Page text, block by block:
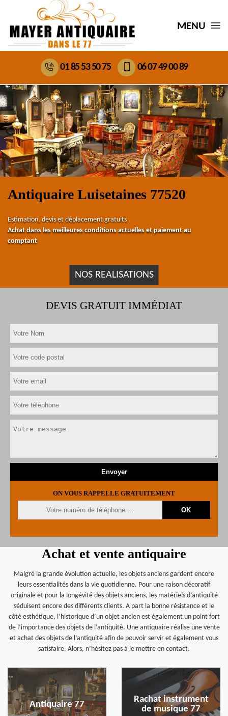
MENU
01 85 53 50 75 06 07 49 00 89
Antiquaire Luisetaines 77520
Estimation, devis et déplacement gratuits
Achat dans les meilleures conditions actuelles et paiement au
comptant
NOS REALISATIONS
DEVIS GRATUIT IMMÉDIAT
ON VOUS RAPPELLE GRATUITEMENT
Achat et vente antiquaire
Malgré la grande évolution actuelle, les objets anciens gardent encore
leurs essentialités dans la vie quotidienne. Pour une raison décoratif
originale et pour la longévité des objets anciens, les matériels d’antiquité
séduisent encore des différents clients. A part la bonne résistance et le
côté esthétique, l’historique d’un objet ancien est également un point fort
de l’importance des objets de l’antiquité. Une antiquaire réalise une vente
et achat des objets de l’antiquité afin de pouvoir servir et également vous
satisfaire. Alors, n’hésitez pas à le mettre en contact.
Antiquaire 77
en savoir plus
Rachat instrument
de musique 77
en savoir plus